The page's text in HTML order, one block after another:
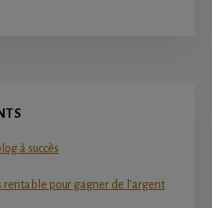
à succès
rentable pour gagner de l’argent